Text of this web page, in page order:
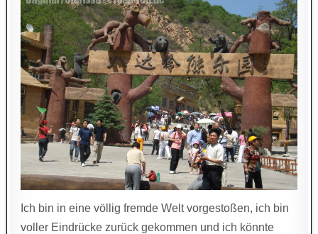
Ich bin in eine völlig fremde Welt vorgestoßen, ich bin
voller Eindrücke zurück gekommen und ich könnte